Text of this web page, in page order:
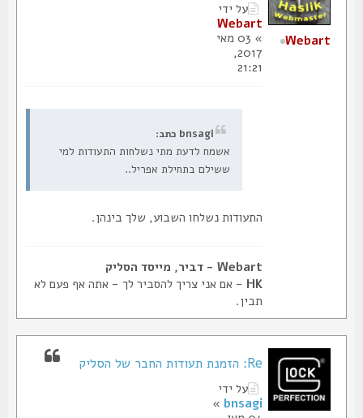
על ידי
Webart
» 03 מאי
2017,
bnsagi כתב:
אשמח לדעת מתי נשלחות התעודות למי
ששילם בתחילת אפריל..
התעודות נשלחו השבוע, שלך בינהן.
Webart - דביר, מייסד הסליק
- אם אני צריך להסביר לך - אתה אף פעם לא
תבין.
Webart
Re: הזמנת תעודות החבר של הסליק
על ידי
bnsagi
»